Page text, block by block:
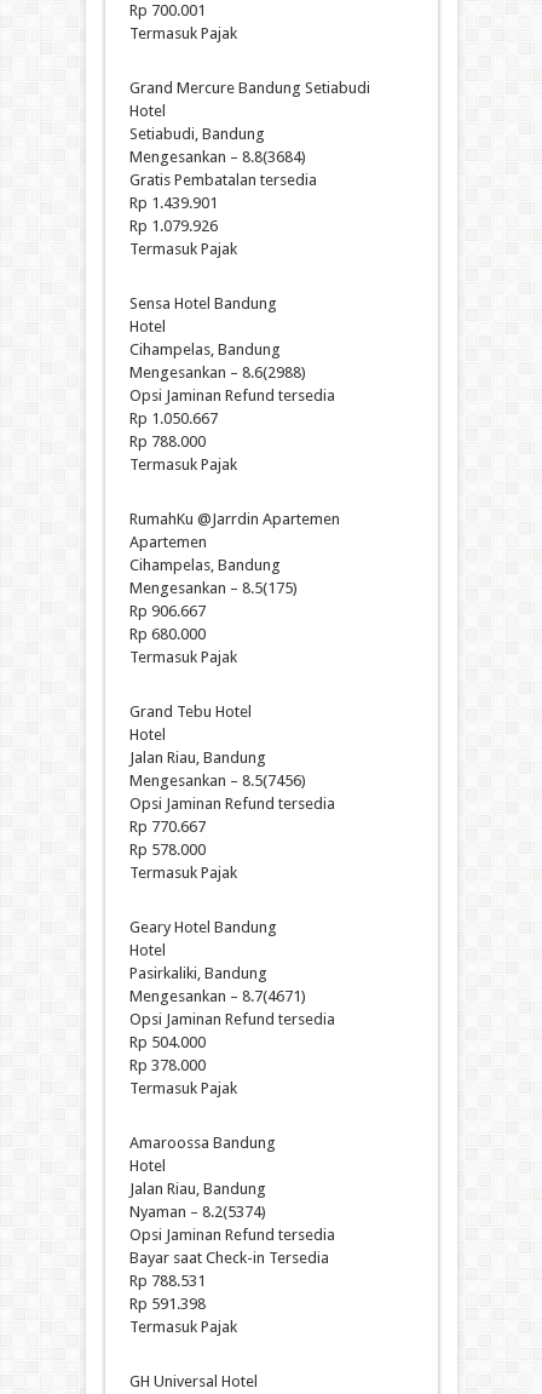
Rp 700.001
Termasuk Pajak
Grand Mercure Bandung Setiabudi
Hotel
Setiabudi, Bandung
Mengesankan – 8.8(3684)
Gratis Pembatalan tersedia
Rp 1.439.901
Rp 1.079.926
Termasuk Pajak
Sensa Hotel Bandung
Hotel
Cihampelas, Bandung
Mengesankan – 8.6(2988)
Opsi Jaminan Refund tersedia
Rp 1.050.667
Rp 788.000
Termasuk Pajak
RumahKu @Jarrdin Apartemen
Apartemen
Cihampelas, Bandung
Mengesankan – 8.5(175)
Rp 906.667
Rp 680.000
Termasuk Pajak
Grand Tebu Hotel
Hotel
Jalan Riau, Bandung
Mengesankan – 8.5(7456)
Opsi Jaminan Refund tersedia
Rp 770.667
Rp 578.000
Termasuk Pajak
Geary Hotel Bandung
Hotel
Pasirkaliki, Bandung
Mengesankan – 8.7(4671)
Opsi Jaminan Refund tersedia
Rp 504.000
Rp 378.000
Termasuk Pajak
Amaroossa Bandung
Hotel
Jalan Riau, Bandung
Nyaman – 8.2(5374)
Opsi Jaminan Refund tersedia
Bayar saat Check-in Tersedia
Rp 788.531
Rp 591.398
Termasuk Pajak
GH Universal Hotel